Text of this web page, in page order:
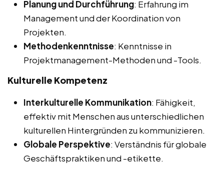
Planung und Durchführung: Erfahrung im
Management und der Koordination von
Projekten.
Methodenkenntnisse: Kenntnisse in
Projektmanagement-Methoden und -Tools.
Kulturelle Kompetenz
Interkulturelle Kommunikation: Fähigkeit,
effektiv mit Menschen aus unterschiedlichen
kulturellen Hintergründen zu kommunizieren.
Globale Perspektive: Verständnis für globale
Geschäftspraktiken und -etikette.